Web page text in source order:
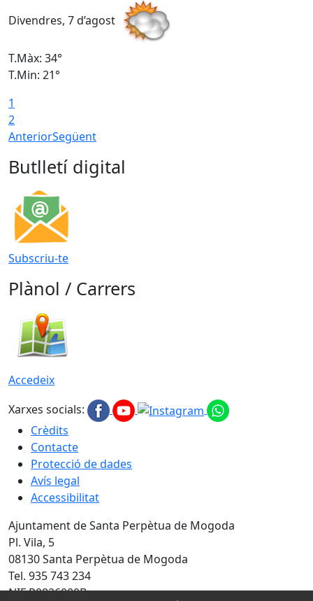
Divendres, 7 d’agost
T.Màx: 34°
T.Min: 21°
1
2
AnteriorSegüent
Butlletí digital
Subscriu-te
Plànol / Carrers
Accedeix
Xarxes socials:
Crèdits
Contacte
Protecció de dades
Avís legal
Accessibilitat
Ajuntament de Santa Perpètua de Mogoda
Pl. Vila, 5
08130 Santa Perpètua de Mogoda
Tel. 935 743 234
NIF P0826000B